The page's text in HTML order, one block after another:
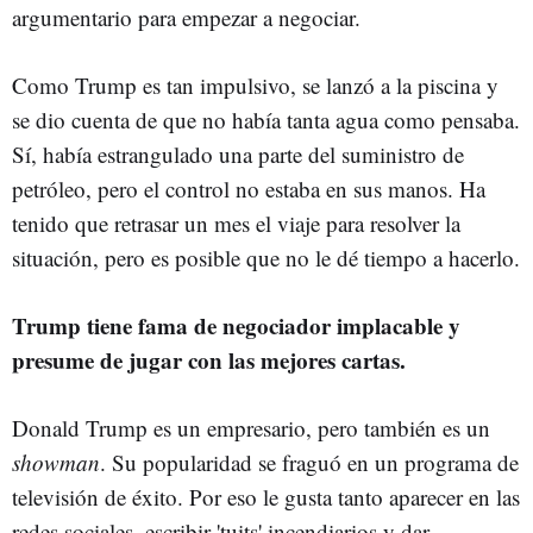
argumentario para empezar a negociar.
Como Trump es tan impulsivo, se lanzó a la piscina y
se dio cuenta de que no había tanta agua como pensaba.
Sí, había estrangulado una parte del suministro de
petróleo, pero el control no estaba en sus manos. Ha
tenido que retrasar un mes el viaje para resolver la
situación, pero es posible que no le dé tiempo a hacerlo.
Trump tiene fama de negociador implacable y
presume de jugar con las mejores cartas.
Donald Trump es un empresario, pero también es un
showman. Su popularidad se fraguó en un programa de
televisión de éxito. Por eso le gusta tanto aparecer en las